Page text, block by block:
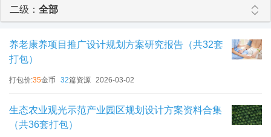
二级： 全部
养老康养项目推广设计规划方案研究报告（共32套
打包）
打包价:35金币 32篇资源 2026-03-02
生态农业观光示范产业园区规划设计方案资料合集
（共36套打包）